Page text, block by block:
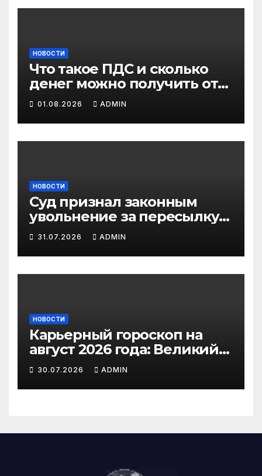
переписывают правила
НОВОСТИ
Что такое ПДС и сколько
денег можно получить от
государства?
01.08.2026 ADMIN
НОВОСТИ
Суд признал законным
увольнение за пересылку
рабочих файлов на личную
почту
31.07.2026 ADMIN
НОВОСТИ
Карьерный гороскоп на
август 2026 года: Великий
парад планет, солнечное
затмение и судьбоносные
решения для каждого
30.07.2026 ADMIN